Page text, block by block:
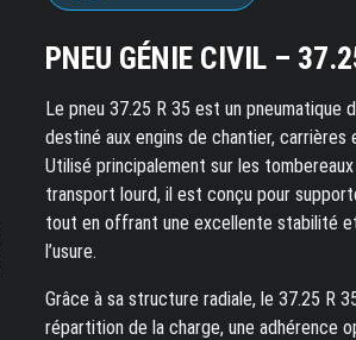
PNEU GÉNIE CIVIL –
Le pneu 37.25 R 35 est un pneumatique
destiné aux engins de chantier,
Utilisé principalement sur les
transport lourd, il est conçu pour
tout en offrant une excellente stabilité
l’usure.
Grâce à sa structure radiale, le 37.25 R
répartition de la charge, une adhérence